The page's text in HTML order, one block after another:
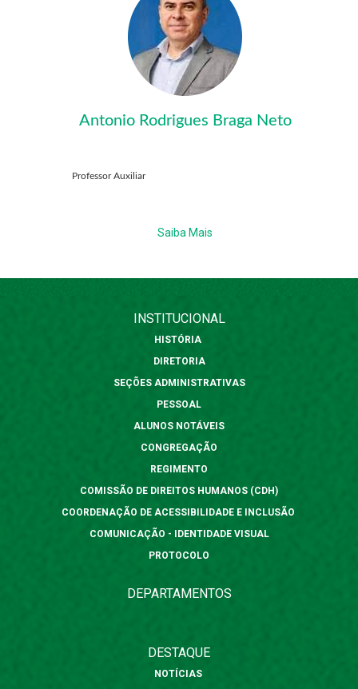
Antonio Rodrigues Braga Neto
Professor Auxiliar
Saiba Mais
INSTITUCIONAL
HISTÓRIA
DIRETORIA
SEÇÕES ADMINISTRATIVAS
PESSOAL
ALUNOS NOTÁVEIS
CONGREGAÇÃO
REGIMENTO
COMISSÃO DE DIREITOS HUMANOS (CDH)
COORDENAÇÃO DE ACESSIBILIDADE E INCLUSÃO
COMUNICAÇÃO - IDENTIDADE VISUAL
PROTOCOLO
DEPARTAMENTOS
DESTAQUE
NOTÍCIAS